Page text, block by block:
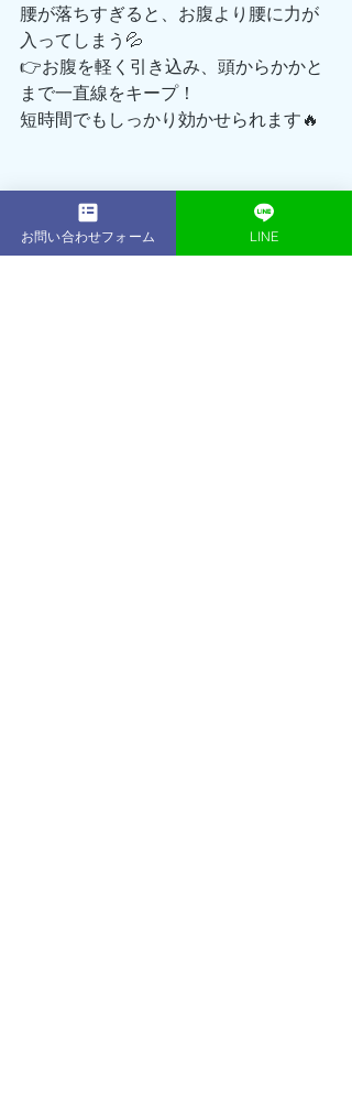
腰が落ちすぎると、お腹より腰に力が
入ってしまう💦
👉お腹を軽く引き込み、頭からかかと
まで一直線をキープ！
短時間でもしっかり効かせられます🔥
💡まとめ
お問い合わせフォーム LINE